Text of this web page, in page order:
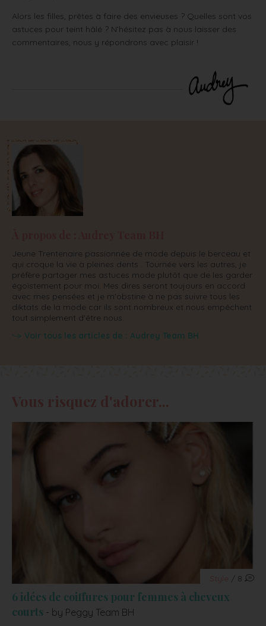
Alors les filles, prêtes à faire des envieuses ? Quelles sont vos
astuces pour teint hâlé ? N’hésitez pas à nous laisser des
commentaires, nous y répondrons avec plaisir !
Jeune Trentenaire passionnée de mode depuis le berceau et
qui croque la vie à pleines dents . Tournée vers les autres, je
préfère partager mes astuces mode plutôt que de les garder
égoïstement pour moi. Mes dires seront toujours en accord
avec mes pensées et je m'obstine à ne pas suivre tous les
diktats de la mode car ils sont nombreux et nous empêchent
tout simplement d'être nous.
Voir tous les articles de : Audrey Team BH
/ 8
6 idées de coiffures pour femmes à cheveux
courts - by Peggy Team BH